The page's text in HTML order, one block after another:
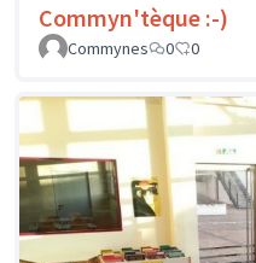
Commyn'tèque :-)
Commynes
0 0